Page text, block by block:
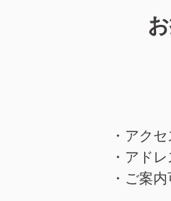
・アク
・アド
・ご案